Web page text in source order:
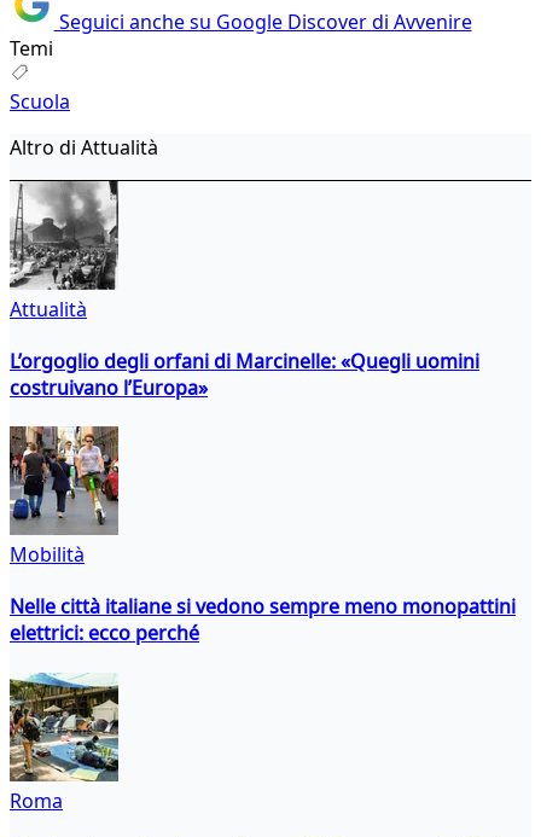
Seguici anche su Google Discover di Avvenire
Temi
Scuola
Altro di Attualità
Attualità
L’orgoglio degli orfani di Marcinelle: «Quegli uomini
costruivano l’Europa»
Mobilità
Nelle città italiane si vedono sempre meno monopattini
elettrici: ecco perché
Roma